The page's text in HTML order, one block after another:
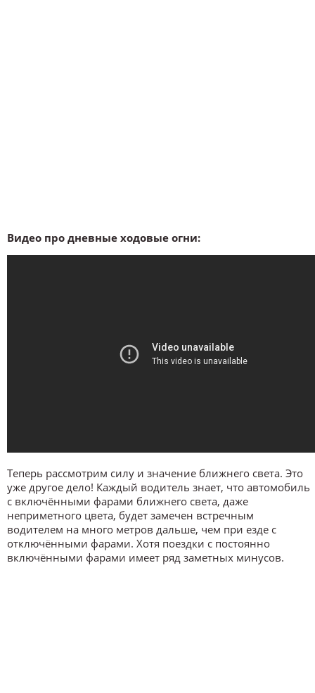
Видео про дневные ходовые огни:
Теперь рассмотрим силу и значение ближнего света. Это
уже другое дело! Каждый водитель знает, что автомобиль
с включёнными фарами ближнего света, даже
неприметного цвета, будет замечен встречным
водителем на много метров дальше, чем при езде с
отключёнными фарами. Хотя поездки с постоянно
включёнными фарами имеет ряд заметных минусов.